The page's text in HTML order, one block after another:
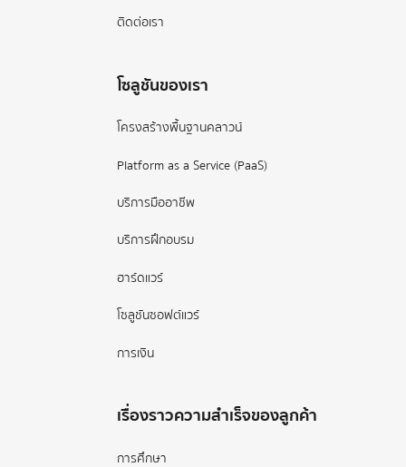
ติดต่อเรา
โซลูชันของเรา
โครงสร้างพื้นฐานคลาวน์
Platform as a Service (PaaS)
บริการมืออาชีพ
บริการฝึกอบรม
ฮาร์ดแวร์
โซลูชันซอฟต์แวร์
การเงิน
เรื่องราวความสำเร็จของลูกค้า
การศึกษา